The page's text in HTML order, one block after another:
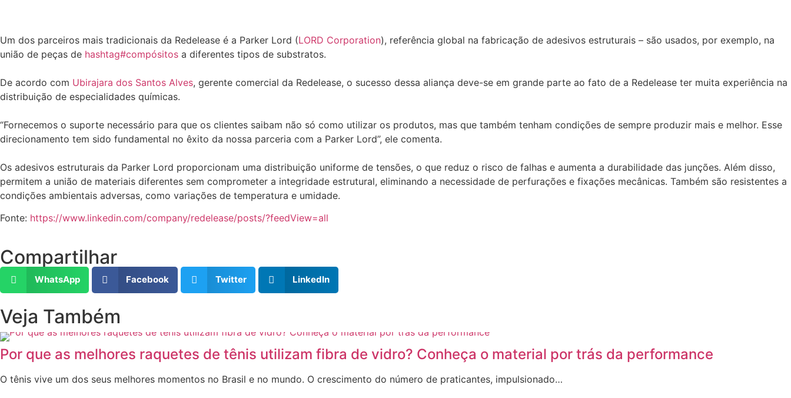
Um dos parceiros mais tradicionais da Redelease é a Parker Lord (LORD Corporation), referência global na fabricação de adesivos estruturais – são usados, por exemplo, na
união de peças de hashtag#compósitos a diferentes tipos de substratos.
De acordo com Ubirajara dos Santos Alves, gerente comercial da Redelease, o sucesso dessa aliança deve-se em grande parte ao fato de a Redelease ter muita experiência na
distribuição de especialidades químicas.
“Fornecemos o suporte necessário para que os clientes saibam não só como utilizar os produtos, mas que também tenham condições de sempre produzir mais e melhor. Esse
direcionamento tem sido fundamental no êxito da nossa parceria com a Parker Lord”, ele comenta.
Os adesivos estruturais da Parker Lord proporcionam uma distribuição uniforme de tensões, o que reduz o risco de falhas e aumenta a durabilidade das junções. Além disso,
permitem a união de materiais diferentes sem comprometer a integridade estrutural, eliminando a necessidade de perfurações e fixações mecânicas. Também são resistentes a
condições ambientais adversas, como variações de temperatura e umidade.
Fonte: https://www.linkedin.com/company/redelease/posts/?feedView=all
Compartilhar
WhatsApp Facebook Twitter LinkedIn
Veja Também
Por que as melhores raquetes de tênis utilizam fibra de vidro? Conheça o material por trás da performance
O tênis vive um dos seus melhores momentos no Brasil e no mundo. O crescimento do número de praticantes, impulsionado…